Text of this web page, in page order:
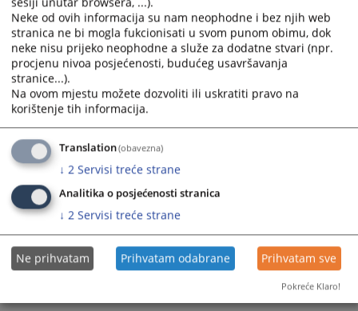
Приказана вијест је на
Вијест доступна још на: Bosanski jezik
70ПРЕГЛЕДА
Neke od ovih informacija su nam neophodne i bez njih web
stranica ne bi mogla fukcionisati u svom punom obimu, dok
neke nisu prijeko neophodne a služe za dodatne stvari (npr.
procjenu nivoa posjećenosti, budućeg usavršavanja
stranice...).
Na ovom mjestu možete dozvoliti ili uskratiti pravo na
korištenje tih informacija.
Translation(obavezna)
↓ 2 Servisi treće strane
Analitika o posjećenosti stranica
↓ 2 Servisi treće strane
Ne prihvatam Prihvatam odabrane Prihvatam sve
Pokreće Klaro!